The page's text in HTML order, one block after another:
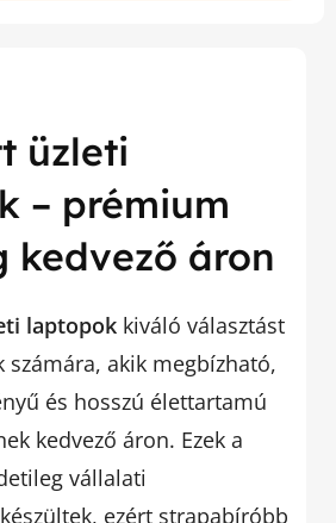
üzleti
– prémium
kedvező áron
laptopok kiváló választást
számára, akik megbízható,
és hosszú élettartamú
kedvező áron. Ezek a
vállalati
ezért strapabíróbb